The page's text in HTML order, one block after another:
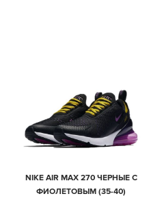
NIKE AIR MAX 270 ЧЕРНЫЕ С
ФИОЛЕТОВЫМ (35-40)